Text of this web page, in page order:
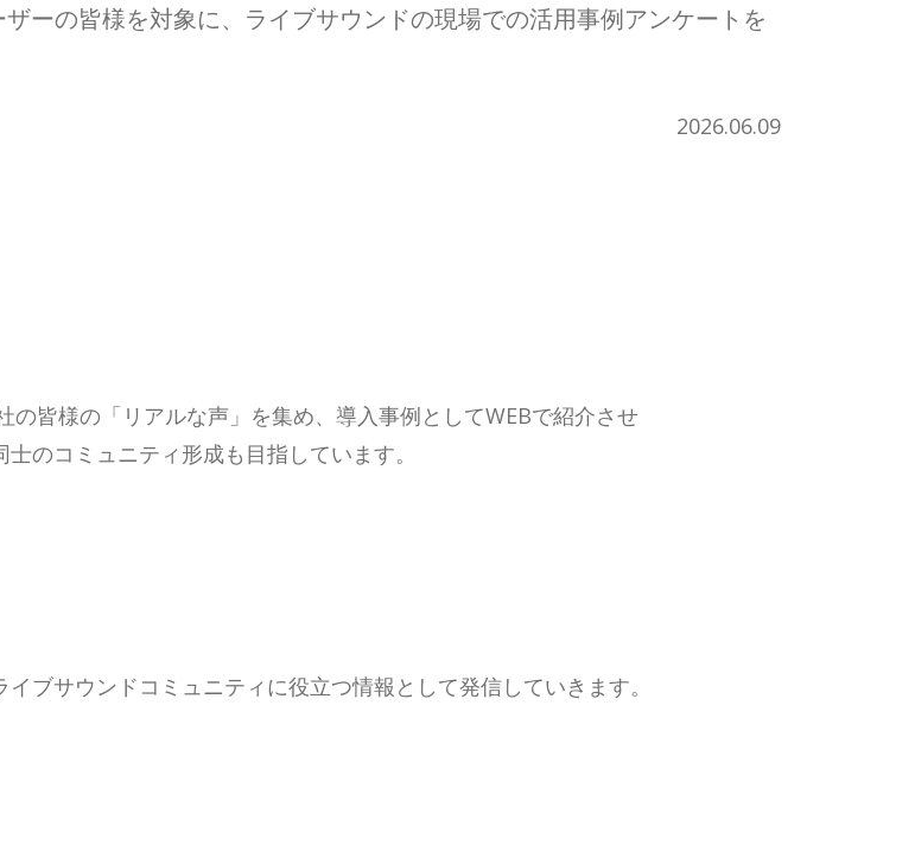
ーの皆様を対象に、ライブサウンドの現場での活用事例アンケートを
2026.06.09
の皆様の「リアルな声」を集め、導入事例としてWEBで紹介させ
のコミュニティ形成も目指しています。
ブサウンドコミュニティに役立つ情報として発信していきます。